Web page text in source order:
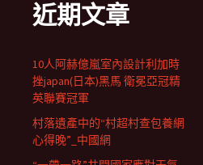
近期文章
10人阿赫億嵐室內設計利加時
挫japan(日本)黑馬 衛冕亞冠精
英聯賽冠軍
村落遺產中的“村超村查包養網
心得晚”_中國網